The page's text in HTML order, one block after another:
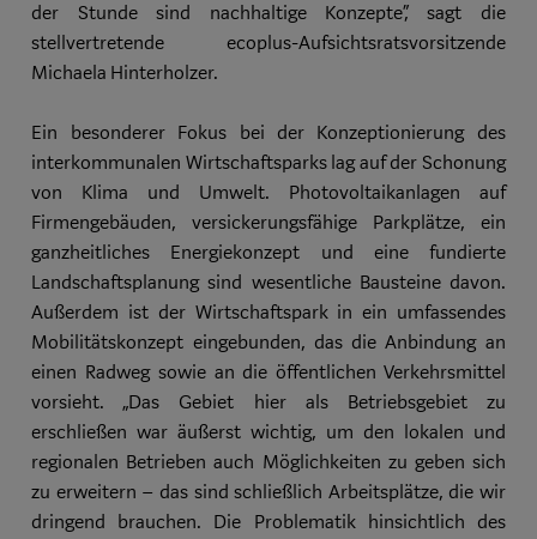
der Stunde sind nachhaltige Konzepte“, sagt die
stellvertretende ecoplus-Aufsichtsratsvorsitzende
Michaela Hinterholzer.
Ein besonderer Fokus bei der Konzeptionierung des
interkommunalen Wirtschaftsparks lag auf der Schonung
von Klima und Umwelt. Photovoltaikanlagen auf
Firmengebäuden, versickerungsfähige Parkplätze, ein
ganzheitliches Energiekonzept und eine fundierte
Landschaftsplanung sind wesentliche Bausteine davon.
Außerdem ist der Wirtschaftspark in ein umfassendes
Mobilitätskonzept eingebunden, das die Anbindung an
einen Radweg sowie an die öffentlichen Verkehrsmittel
vorsieht. „Das Gebiet hier als Betriebsgebiet zu
erschließen war äußerst wichtig, um den lokalen und
regionalen Betrieben auch Möglichkeiten zu geben sich
zu erweitern – das sind schließlich Arbeitsplätze, die wir
dringend brauchen. Die Problematik hinsichtlich des